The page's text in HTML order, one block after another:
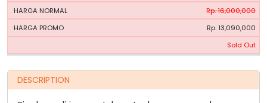
Rp. 16,000,000
Rp. 13,090,000
Sold Out
DESCRIPTION